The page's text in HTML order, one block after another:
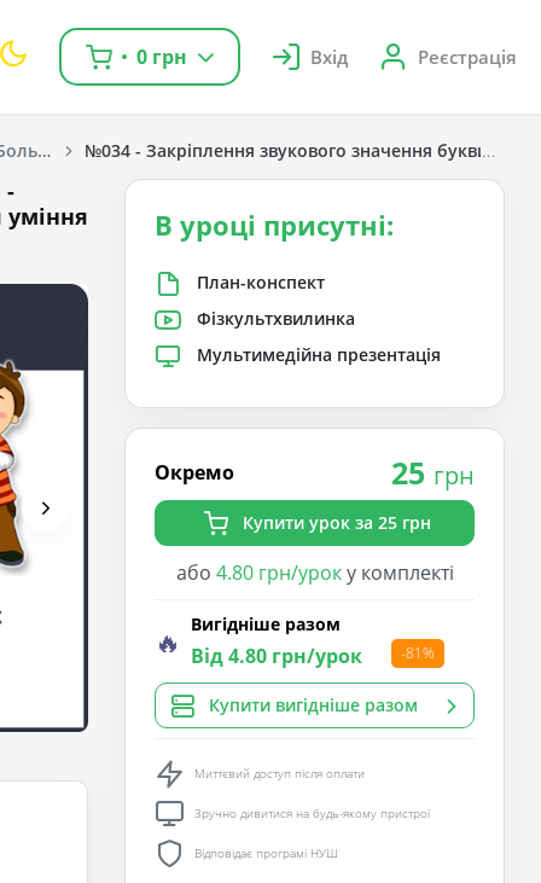
0 грн Вхід Реєстрація
Українська мова. Большакова І. О., Пристінська М. С. 1 клас. [2018-2022] №034 - Закріплення звукового значення букви
-
уміння
В уроці присутні:
План-конспект
Фізкультхвилинка
Мультимедійна презентація
Окремо 25 грн
Купити урок за 25 грн
або 4.80 грн/уроку комплекті
🔥 Вигідніше разом
Від 4.80 грн/урок -81%
Купити вигідніше разом
Миттєвий доступ після оплати
Зручно дивитися на будь-якому пристрої
Відповідає програмі НУШ